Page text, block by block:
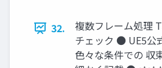
32.
複数フレーム処理
チェック ● UE5公
色々な条件での 収